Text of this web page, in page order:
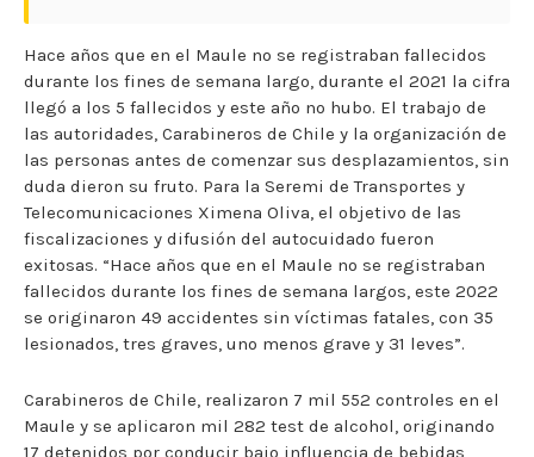
Hace años que en el Maule no se registraban fallecidos
durante los fines de semana largo, durante el 2021 la cifra
llegó a los 5 fallecidos y este año no hubo. El trabajo de
las autoridades, Carabineros de Chile y la organización de
las personas antes de comenzar sus desplazamientos, sin
duda dieron su fruto. Para la Seremi de Transportes y
Telecomunicaciones Ximena Oliva, el objetivo de las
fiscalizaciones y difusión del autocuidado fueron
exitosas. “Hace años que en el Maule no se registraban
fallecidos durante los fines de semana largos, este 2022
se originaron 49 accidentes sin víctimas fatales, con 35
lesionados, tres graves, uno menos grave y 31 leves”.
Carabineros de Chile, realizaron 7 mil 552 controles en el
Maule y se aplicaron mil 282 test de alcohol, originando
17 detenidos por conducir bajo influencia de bebidas